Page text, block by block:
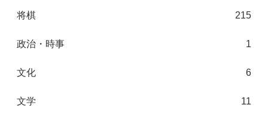
将棋 215
政治・時事 1
文化 6
文学 11